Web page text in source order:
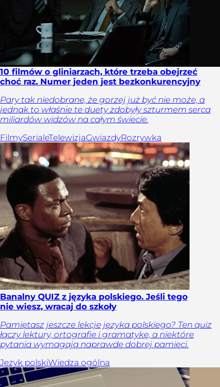
10 filmów o gliniarzach, które trzeba obejrzeć
choć raz. Numer jeden jest bezkonkurencyjny
Pary tak niedobrane, że gorzej już być nie może, a
jednak to właśnie te duety zdobyły szturmem serca
miliardów widzów na całym świecie.
FilmySerialeTelewizjaGwiazdyRozrywka
Banalny QUIZ z języka polskiego. Jeśli tego
nie wiesz, wracaj do szkoły
Pamiętasz jeszcze lekcje języka polskiego? Ten quiz
łączy lektury, ortografię i gramatykę, a niektóre
pytania wymagają naprawdę dobrej pamięci.
Język polskiWiedza ogólna